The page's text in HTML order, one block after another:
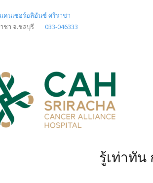
คนเซอร์อลิอันซ์ ศรีราชา
ชา จ.ชลบุรี
033-046333
รู้เท่าทัน